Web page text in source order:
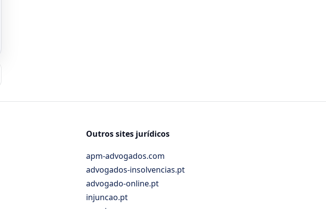
Outros sites jurídicos
apm-advogados.com
advogados-insolvencias.pt
advogado-online.pt
injuncao.pt